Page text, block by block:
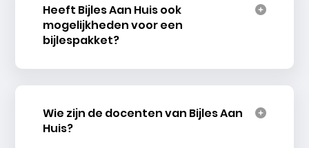
Heeft Bijles Aan Huis ook
mogelijkheden voor een
bijlespakket?
Wie zijn de docenten van Bijles Aan
Huis?